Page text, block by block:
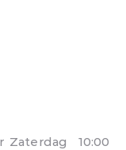
Zaterdag 10:00